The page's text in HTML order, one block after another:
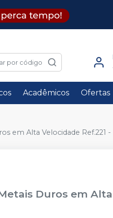
por código
Acadêmicos Ofertas
em Alta Velocidade Ref.221 -
Duros em